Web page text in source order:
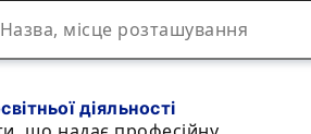
діяльності